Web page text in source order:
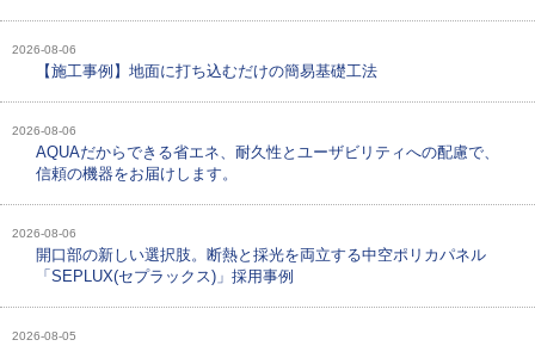
2026-08-06
【施工事例】地面に打ち込むだけの簡易基礎工法
2026-08-06
AQUAだからできる省エネ、耐久性とユーザビリティへの配慮で、
信頼の機器をお届けします。
2026-08-06
開口部の新しい選択肢。断熱と採光を両立する中空ポリカパネル
「SEPLUX(セプラックス)」採用事例
2026-08-05